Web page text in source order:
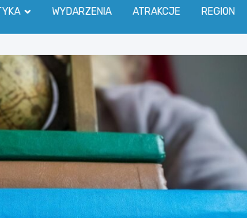
WYDARZENIA ATRAKCJE REGION